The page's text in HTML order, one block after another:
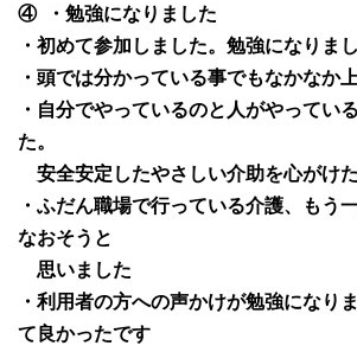
④
・勉強になりました
・初めて参加しました。勉強になりま
・頭では分かっている事でもなかなか
・自分でやっているのと人がやってい
た。
安全安定したやさしい介助を心がけ
・ふだん職場で行っている介護、もう
なおそうと
思いました
・利用者の方への声かけが勉強になり
て良かったです